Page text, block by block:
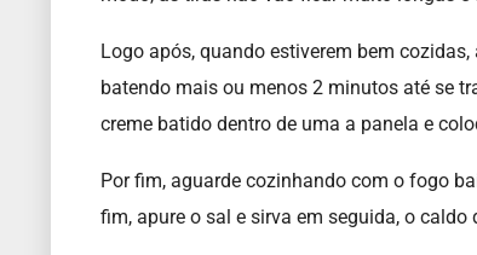
Logo após, quando estiverem bem
batendo mais ou menos 2 minutos até se
creme batido dentro de uma a panela e
Por fim, aguarde cozinhando com o fogo
fim, apure o sal e sirva em seguida, o